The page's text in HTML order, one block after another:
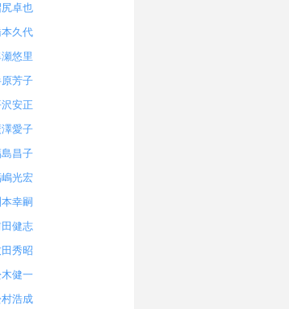
卓也
久代
悠里
芳子
安正
澤愛子
昌子
光宏
幸嗣
健志
秀昭
健一
浩成